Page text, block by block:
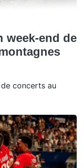
week-end de
concerts au